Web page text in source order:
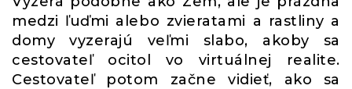
medzi ľuďmi alebo zvieratami a rastliny a
domy vyzerajú veľmi slabo, akoby sa
cestovateľ ocitol vo virtuálnej realite.
Cestovateľ potom začne vidieť, ako sa